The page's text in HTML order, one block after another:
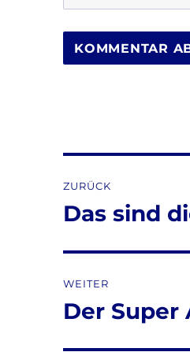
ZURÜCK
Vorheriger
Das sind
WEITER
Nächster
Der Super